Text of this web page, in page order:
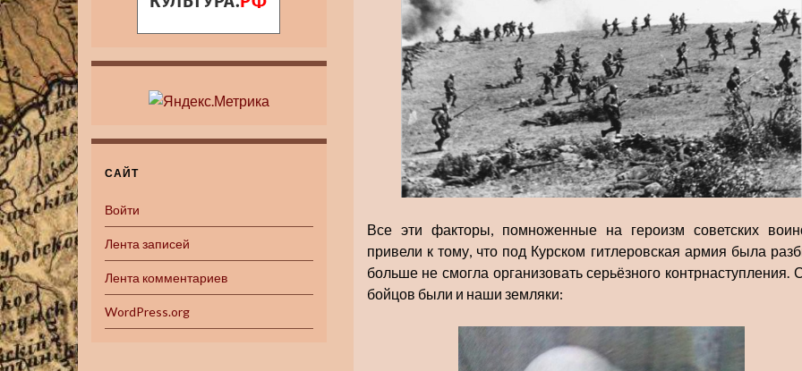
Все эти факторы, помноженные на героизм советских
привели к тому, что под Курском гитлеровская армия была
больше не смогла организовать серьёзного контрнаступления.
бойцов были и наши земляки:
САЙТ
Войти
Лента записей
Лента комментариев
WordPress.org